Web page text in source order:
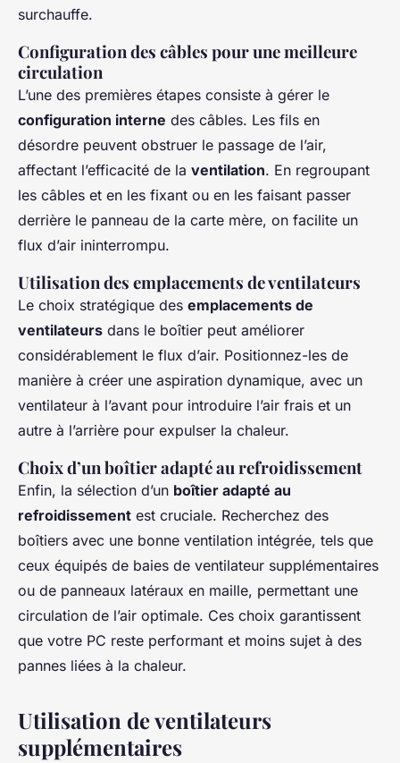
surchauffe.
Configuration des câbles pour une meilleure
circulation
L’une des premières étapes consiste à gérer le
configuration interne des câbles. Les fils en
désordre peuvent obstruer le passage de l’air,
affectant l’efficacité de la ventilation. En regroupant
les câbles et en les fixant ou en les faisant passer
derrière le panneau de la carte mère, on facilite un
flux d’air ininterrompu.
Utilisation des emplacements de ventilateurs
Le choix stratégique des emplacements de
ventilateurs dans le boîtier peut améliorer
considérablement le flux d’air. Positionnez-les de
manière à créer une aspiration dynamique, avec un
ventilateur à l’avant pour introduire l’air frais et un
autre à l’arrière pour expulser la chaleur.
Choix d’un boîtier adapté au refroidissement
Enfin, la sélection d’un boîtier adapté au
refroidissement est cruciale. Recherchez des
boîtiers avec une bonne ventilation intégrée, tels que
ceux équipés de baies de ventilateur supplémentaires
ou de panneaux latéraux en maille, permettant une
circulation de l’air optimale. Ces choix garantissent
que votre PC reste performant et moins sujet à des
pannes liées à la chaleur.
Utilisation de ventilateurs
supplémentaires